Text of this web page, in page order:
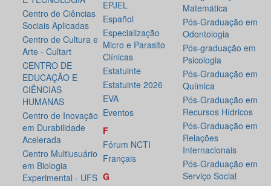
Centro de Ciências
Sociais Aplicadas
Centro de Cultura e
Arte - Cultart
CENTRO DE
EDUCAÇÃO E
CIÊNCIAS
HUMANAS
Centro de Inovação
em Durabilidade
Acelerada
Centro Multiusuário
em Biologia
Experimental - UFS
EPJEL
Español
Especialização
Micro e Parasito
Clínicas
Estatuinte
Estatuinte 2026
EVA
Eventos
F
Fórum NCTI
Français
G
Matemática
Pós-Graduação em
Odontologia
Pós-graduação em
Psicologia
Pós-Graduação em
Química
Pós-Graduação em
Recursos Hídricos
Pós-Graduação em
Relações
Internacionais
Pós-Graduação em
Serviço Social